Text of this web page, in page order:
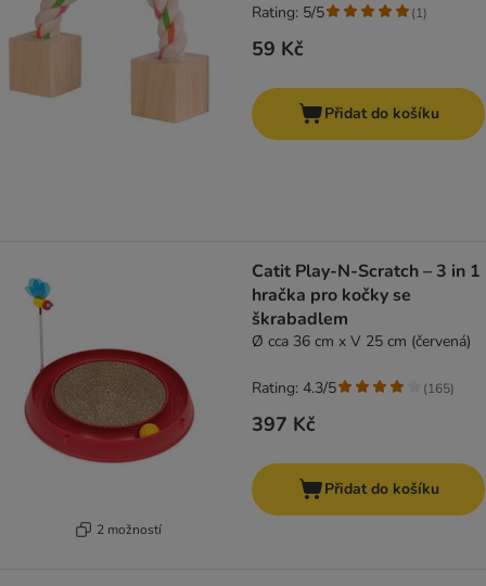
59 Kč
Rating: 5/5 (1)
Přidat do košíku
2 možností
Catit Play-N-Scratch – 3 in 1
hračka pro kočky se
škrabadlem
Ø cca 36 cm x V 25 cm (červená)
397 Kč
Rating: 4.3/5 (165)
Přidat do košíku